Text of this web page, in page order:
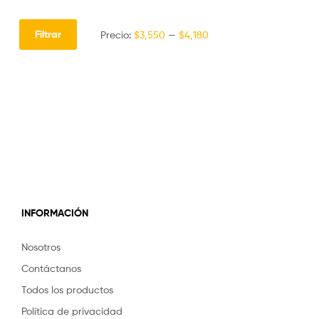
Filtrar Precio:$3,550 —$4,180
INFORMACIÓN
Nosotros
Contáctanos
Todos los productos
Política de privacidad